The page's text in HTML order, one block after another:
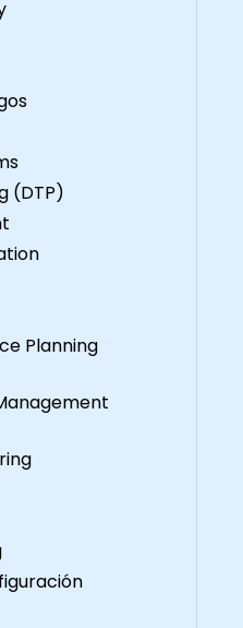
contenerizados dentro de
La formación continúa con
temas más avanzados,
a través del proceso de
esta formación, los
capaces de: Configurar y
Docker. Desplegar bases
Kubernetes para
(DTP)
Planning